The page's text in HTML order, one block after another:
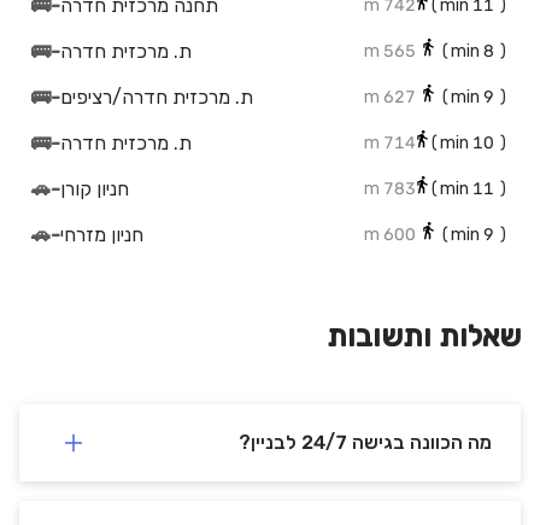
(
11
742 m תחנה מרכזית חדרה-
🚌
(
8
565 m ת. מרכזית חדרה-
🚌
(
9
627 m ת. מרכזית חדרה/רציפים-
🚌
(
10
714 m ת. מרכזית חדרה-
🚌
(
11
783 m חניון קורן-
🚗
(
9
600 m חניון מזרחי-
🚗
(
10
min)
718 m
שאלות ותשובות
מה הכוונה בגישה 24/7 לבניין?